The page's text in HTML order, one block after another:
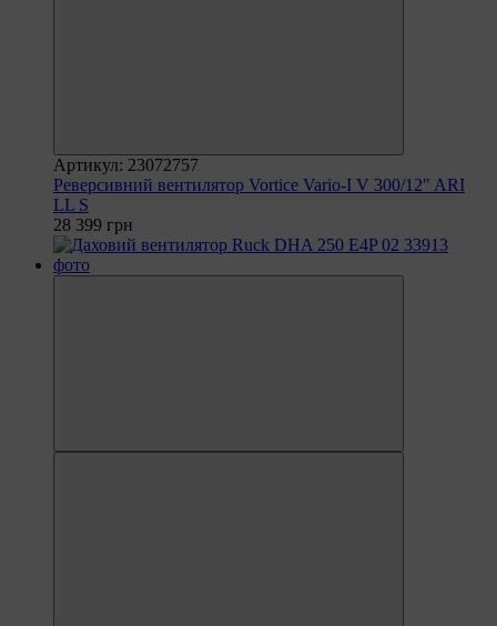
Артикул: 23072757
Реверсивний вентилятор Vortice Vario-I V 300/12" ARI
LL S
28 399 грн